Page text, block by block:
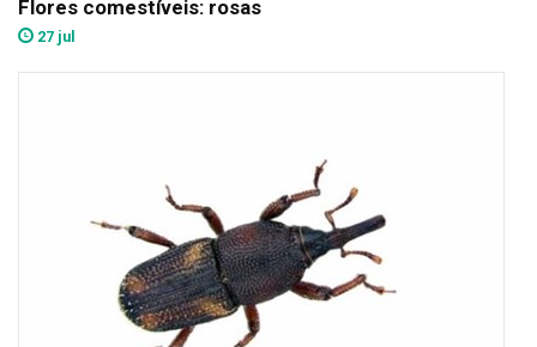
Flores comestíveis: rosas
27 jul